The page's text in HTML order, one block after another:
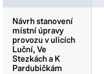
Návrh stanovení
místní úpravy
provozu v ulicích
Luční, Ve
Stezkách a K
Pardubičkám
Návrh stanovení
místní úpravy
provozu v ulicích
Luční, Ve
Stezkách a K
Pardubičkám